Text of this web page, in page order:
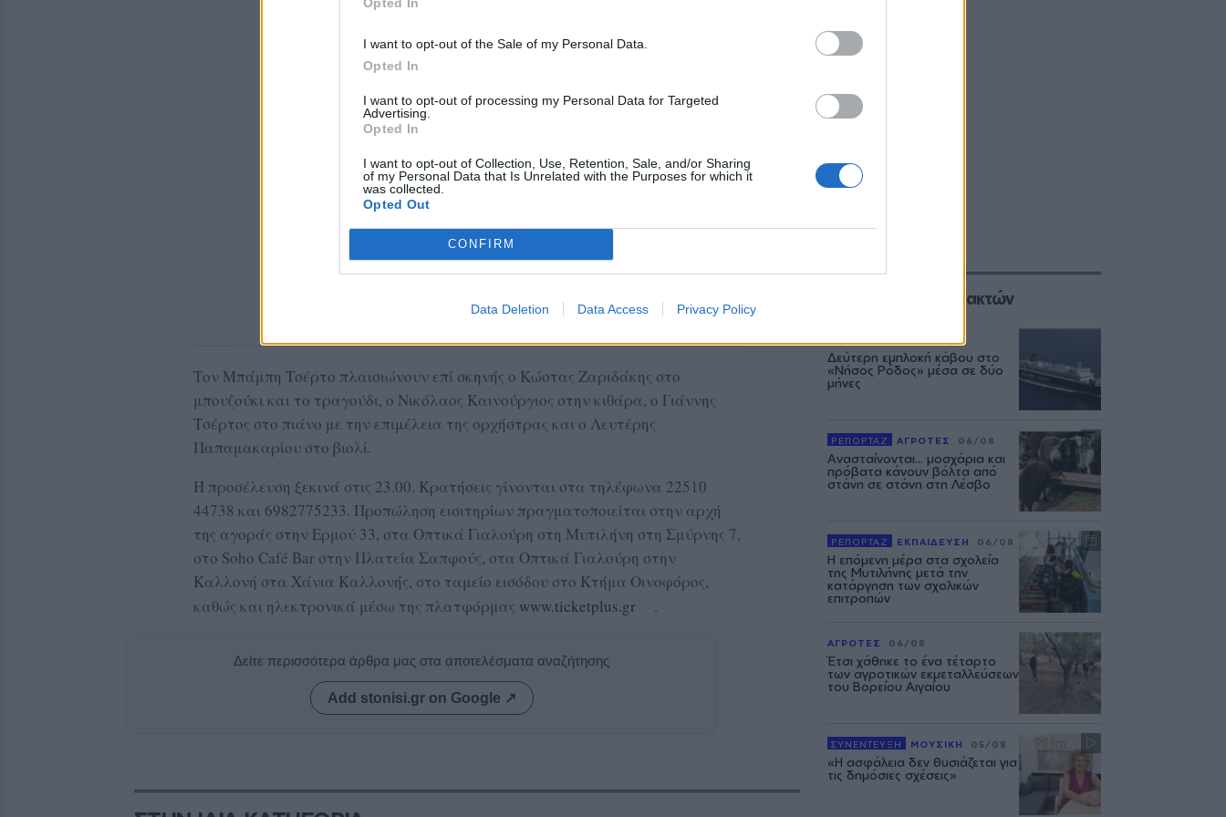
I want to opt-out of the Sale of my Personal Data.
Opted In
I want to opt-out of processing my Personal Data for Targeted
Advertising.
Opted In
I want to opt-out of Collection, Use, Retention, Sale, and/or Sharing
of my Personal Data that Is Unrelated with the Purposes for which it
was collected.
Opted Out
CONFIRM
Data Deletion Data Access Privacy Policy
Τον Μπάμπη Τσέρτο πλαισιώνουν επί σκηνής ο Κώστας Ζαριδάκης στο
μπουζούκι και το τραγούδι, ο Νικόλαος Καινούργιος στην κιθάρα, ο Γιάννης
Τσέρτος στο πιάνο με την επιμέλεια της ορχήστρας και ο Λευτέρης
Παπαμακαρίου στο βιολί.
Η προσέλευση ξεκινά στις 23.00. Κρατήσεις γίνονται στα τηλέφωνα 22510
44738 και 6982775233. Προπώληση εισιτηρίων πραγματοποιείται στην αρχή
της αγοράς στην Ερμού 33, στα Οπτικά Γιαλούρη στη Μυτιλήνη στη Σμύρνης 7,
στο Soho Café Bar στην Πλατεία Σαπφούς, στα Οπτικά Γιαλούρη στην
Καλλονή στα Χάνια Καλλονής, στο ταμείο εισόδου στο Κτήμα Οινοφόρος,
καθώς και ηλεκτρονικά μέσω της πλατφόρμας www.ticketplus.gr .
Δείτε περισσότερα άρθρα μας στα αποτελέσματα αναζήτησης
Add stonisi.gr on Google ↗
Επιλογές των Συντακτών
Δεύτερη εμπλοκή κάβου στο
«Νήσος Ρόδος» μέσα σε δύο
μήνες
ΡΕΠΟΡΤΑΖ ΑΓΡΟΤΕΣ 06/08
Ανασταίνονται... μοσχάρια και
πρόβατα κάνουν βόλτα από
στάνη σε στάνη στη Λέσβο
ΡΕΠΟΡΤΑΖ ΕΚΠΑΙΔΕΥΣΗ 06/08
Η επόμενη μέρα στα σχολεία
της Μυτιλήνης μετά την
κατάργηση των σχολικών
επιτροπών
ΑΓΡΟΤΕΣ 06/08
Έτσι χάθηκε το ένα τέταρτο
των αγροτικών εκμεταλλεύσεων
του Βορείου Αιγαίου
ΣΥΝΕΝΤΕΥΞΗ ΜΟΥΣΙΚΗ 05/08
«Η ασφάλεια δεν θυσιάζεται για
τις δημόσιες σχέσεις»